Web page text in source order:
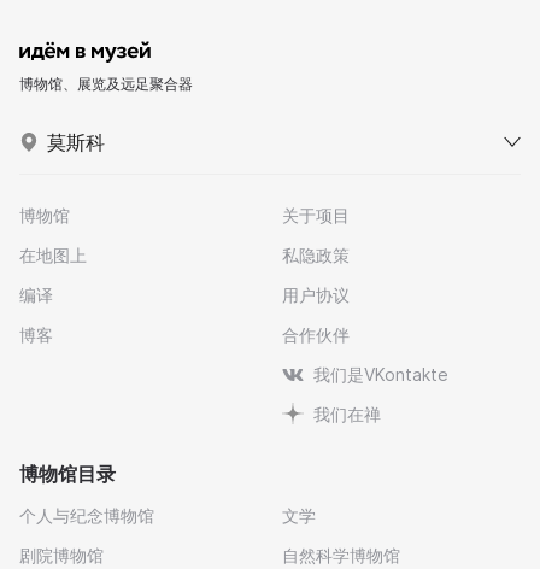
博物馆、展览及远足聚合器
莫斯科
博物馆
在地图上
编译
博客
关于项目
私隐政策
用户协议
合作伙伴
我们是VKontakte
我们在禅
博物馆目录
个人与纪念博物馆
剧院博物馆
文学
自然科学博物馆